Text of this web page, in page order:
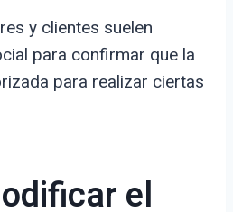
y clientes suelen
para confirmar que la
para realizar ciertas
el